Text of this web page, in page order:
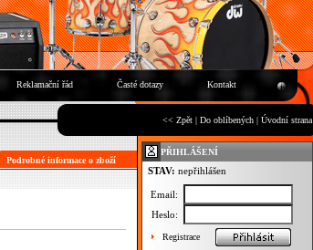
Reklamační řád Časté dotazy Kontakt
<< Zpět | Do oblíbených | Úvodní strana
Podrobné informace o zboží
PŘIHLÁŠENÍ
STAV: nepřihlášen
Email:
Heslo:
Registrace